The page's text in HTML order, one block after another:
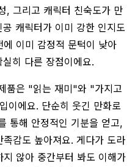
, 그리고 캐릭터 친숙도가 만
캐릭터가 이미 강한 인지도
이미 감정적 문턱이 낮아
히 다른 장점이에요.
품은 "읽는 재미"와 "가지고
이에요. 단순히 웃긴 만화로
통해 안정적인 기분을 얻고,
감도 높아져요. 게다가 도라
않아 중간부터 봐도 이해가